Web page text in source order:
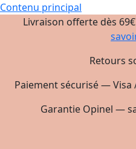
Contenu principal
Livraison offerte dès
Retours
Paiement sécurisé — Visa
Garantie Opinel —